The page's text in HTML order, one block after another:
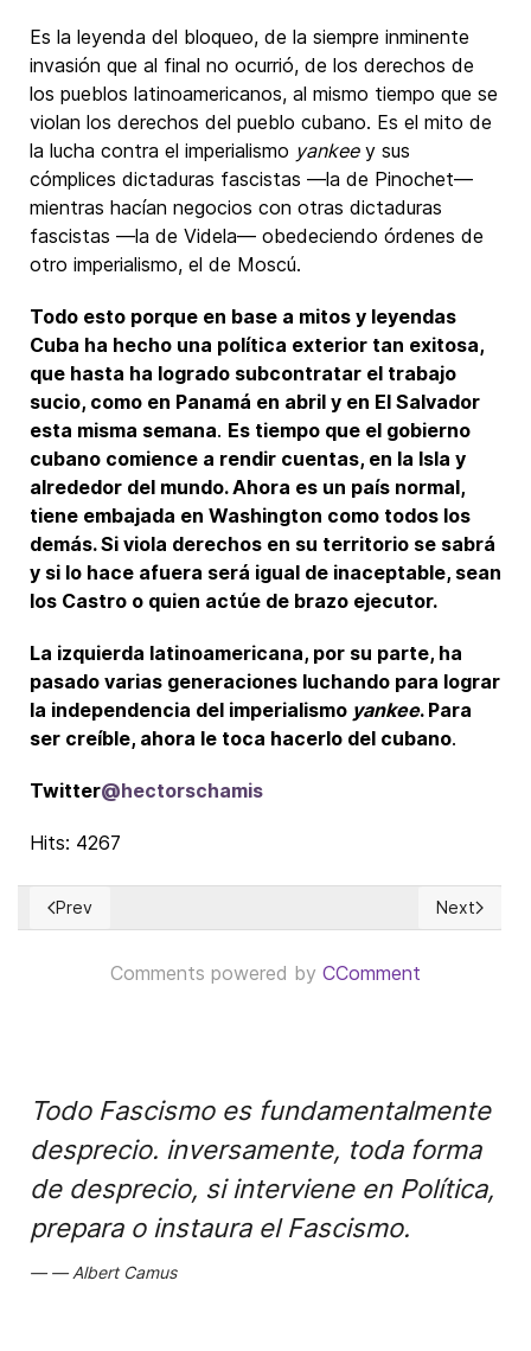
Es la leyenda del bloqueo, de la siempre inminente
invasión que al final no ocurrió, de los derechos de
los pueblos latinoamericanos, al mismo tiempo que se
violan los derechos del pueblo cubano. Es el mito de
la lucha contra el imperialismo yankeey sus
cómplices dictaduras fascistas —la de Pinochet—
mientras hacían negocios con otras dictaduras
fascistas —la de Videla— obedeciendo órdenes de
otro imperialismo, el de Moscú.
Todo esto porque en base a mitos y leyendas
Cuba ha hecho una política exterior tan exitosa,
que hasta ha logrado subcontratar el trabajo
sucio, como en Panamá en abril y en El Salvador
esta misma semana. Es tiempo que el gobierno
cubano comience a rendir cuentas, en la Isla y
alrededor del mundo. Ahora es un país normal,
tiene embajada en Washington como todos los
demás. Si viola derechos en su territorio se sabrá
y si lo hace afuera será igual de inaceptable, sean
los Castro o quien actúe de brazo ejecutor.
La izquierda latinoamericana, por su parte, ha
pasado varias generaciones luchando para lograr
la independencia del imperialismo yankee. Para
ser creíble, ahora le toca hacerlo del cubano.
Twitter@hectorschamis
Hits: 4267
Previous article: El peso de la Ideología - debate político en
Prev Next
Next
Comments powered by CComment
Todo Fascismo es fundamentalmente
desprecio. inversamente, toda forma
de desprecio, si interviene en Política,
prepara o instaura el Fascismo.
Albert Camus